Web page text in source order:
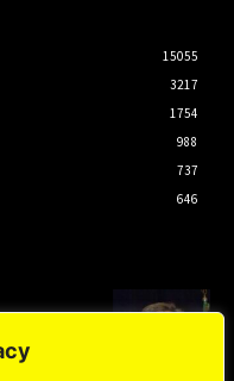
15055
3217
1754
988
737
646